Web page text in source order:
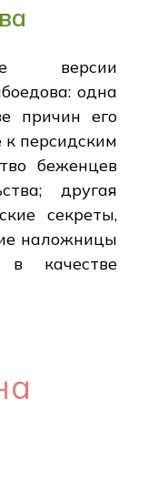
версии
одна
причин его
персидским
беженцев
другая
секреты,
наложницы
качестве